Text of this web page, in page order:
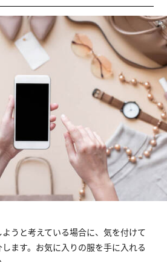
うと考えている場合に、気を付けて
ます。お気に入りの服を手に入れる